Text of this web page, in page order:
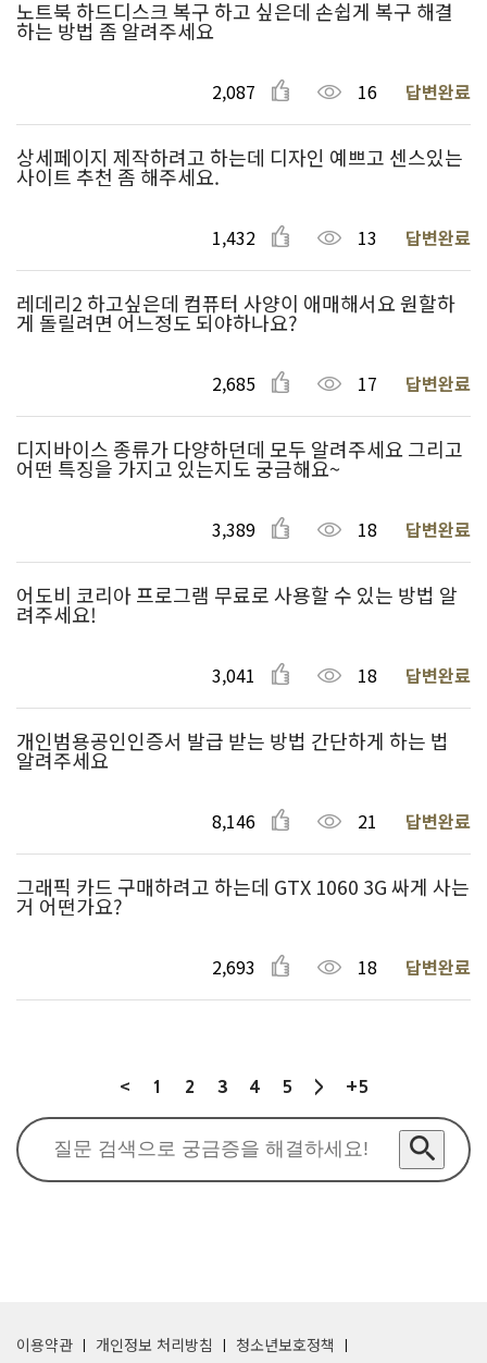
노트북 하드디스크 복구 하고 싶은데 손쉽게 복구 해결
하는 방법 좀 알려주세요
2,087 16 답변완료
상세페이지 제작하려고 하는데 디자인 예쁘고 센스있는
사이트 추천 좀 해주세요.
1,432 13 답변완료
레데리2 하고싶은데 컴퓨터 사양이 애매해서요 원할하
게 돌릴려면 어느정도 되야하나요?
2,685 17 답변완료
디지바이스 종류가 다양하던데 모두 알려주세요 그리고
어떤 특징을 가지고 있는지도 궁금해요~
3,389 18 답변완료
어도비 코리아 프로그램 무료로 사용할 수 있는 방법 알
려주세요!
3,041 18 답변완료
개인범용공인인증서 발급 받는 방법 간단하게 하는 법
알려주세요
8,146 21 답변완료
그래픽 카드 구매하려고 하는데 GTX 1060 3G 싸게 사는
거 어떤가요?
2,693 18 답변완료
< 1 2 3 4 5 > +5
이용약관 개인정보 처리방침 청소년보호정책